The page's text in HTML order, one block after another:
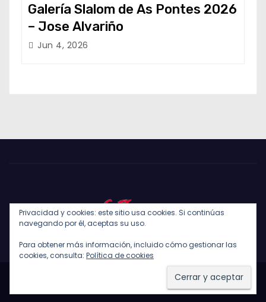
Galería Slalom de As Pontes 2026
– Jose Alvariño
Jun 4, 2026
Tema: Newses deThemeansar
Privacidad y cookies: este sitio usa cookies. Si continúas
navegando por él, aceptas su uso.
Para obtener más información, incluido cómo gestionar las
cookies, consulta: Política de cookies